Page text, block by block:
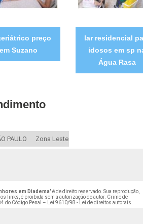
preço
em Suzano
lar residencial
idosos em sp
Água Rasa
PAULO Zona Leste
em Diadema" é de direito reservado. Sua reprodução,
links, é proibida sem a autorização do autor. Crime de
do Código Penal –
Lei 9610/98 - Lei de direitos autorais